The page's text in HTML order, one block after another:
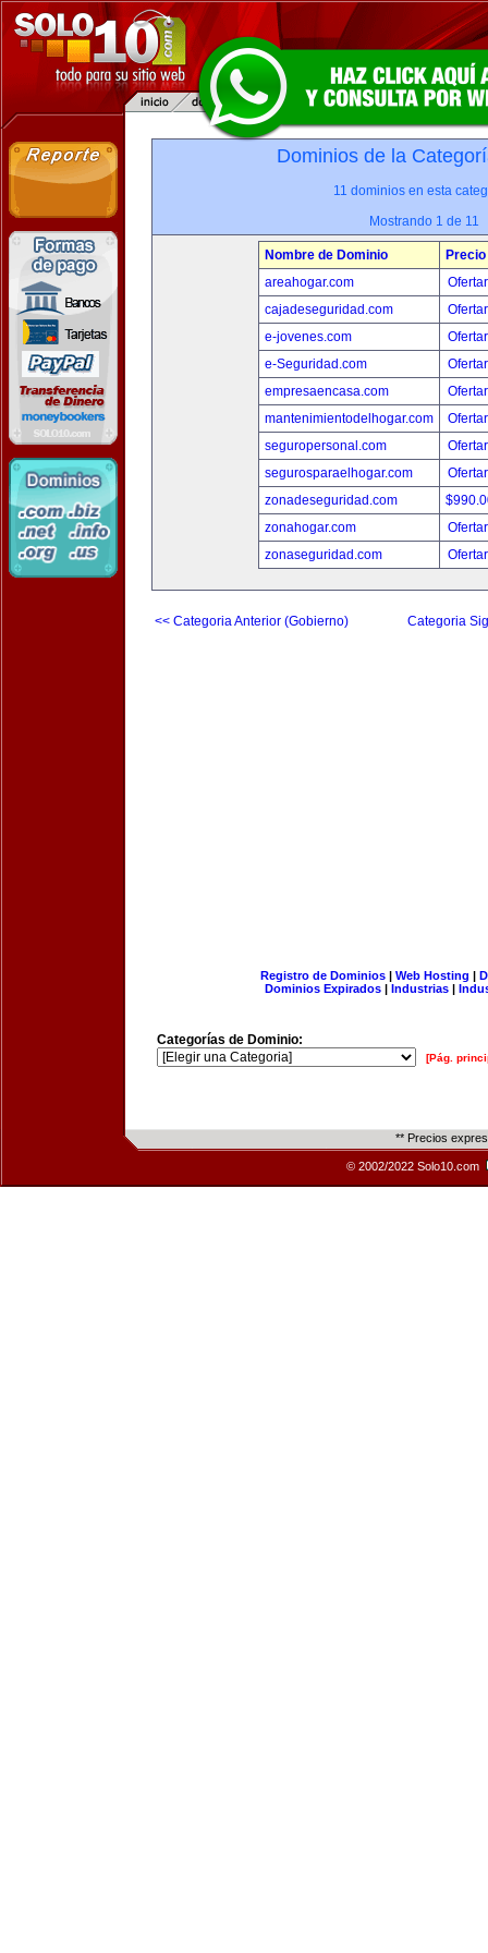
Dominios de la
11 dominios en esta
Mostrando 1 de 11
Nombre de Dominio
Precio
areahogar.com
cajadeseguridad.com
e-jovenes.com
e-Seguridad.com
empresaencasa.com
mantenimientodelhogar.com
seguropersonal.com
segurosparaelhogar.com
zonadeseguridad.com
zonahogar.com
zonaseguridad.com
<< Categoria Anterior (Gobierno) Categoria
Registro de Dominios| Web Hosting |
Dominios Expirados | Industrias |
Categorías de Dominio:
[Pág.
** Precios
© 2002/2022 Solo10.com